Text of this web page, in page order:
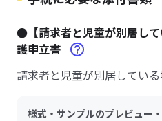
●【請求者と児童が別居し
護申立書
請求者と児童が別居してい
様式・サンプルのプレビュー